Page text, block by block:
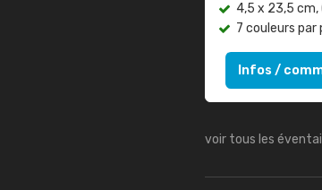
4,5 x 23,5
7 couleurs par
Infos /
voir tous les